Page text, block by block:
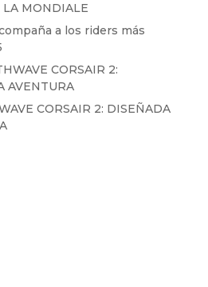
LA MONDIALE
a los riders más
CORSAIR 2:
AVENTURA
CORSAIR 2: DISEÑADA